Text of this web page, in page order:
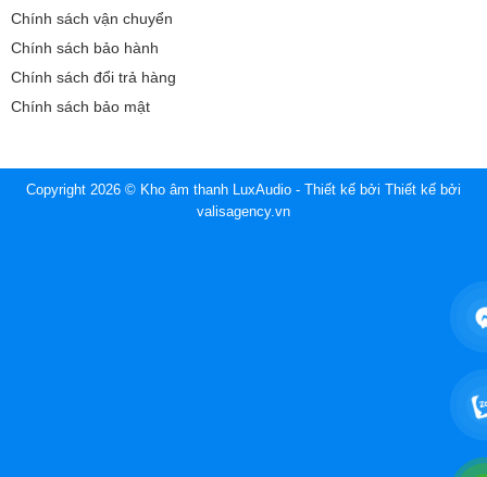
Chính sách vận chuyển
Chính sách bảo hành
Chính sách đổi trả hàng
Chính sách bảo mật
Copyright 2026 © Kho âm thanh LuxAudio - Thiết kế bởi Thiết kế bởi
valisagency.vn